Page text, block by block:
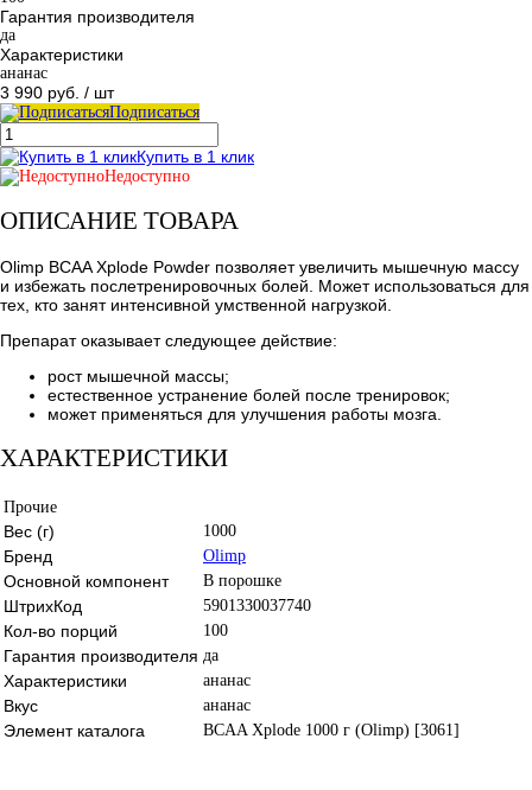
Гарантия производителя
да
Характеристики
ананас
3 990 руб. / шт
Подписаться
Купить в 1 клик
Недоступно
ОПИСАНИЕ ТОВАРА
Olimp BCAA Xplode Powder позволяет увеличить мышечную массу
и избежать послетренировочных болей. Может использоваться для
тех, кто занят интенсивной умственной нагрузкой.
Препарат оказывает следующее действие:
рост мышечной массы;
естественное устранение болей после тренировок;
может применяться для улучшения работы мозга.
ХАРАКТЕРИСТИКИ
Прочие
Вес (г) 1000
Бренд Olimp
Основной компонент В порошке
ШтрихКод 5901330037740
Кол-во порций 100
Гарантия производителя да
Характеристики ананас
Вкус ананас
Элемент каталога BCAA Xplode 1000 г (Olimp) [3061]